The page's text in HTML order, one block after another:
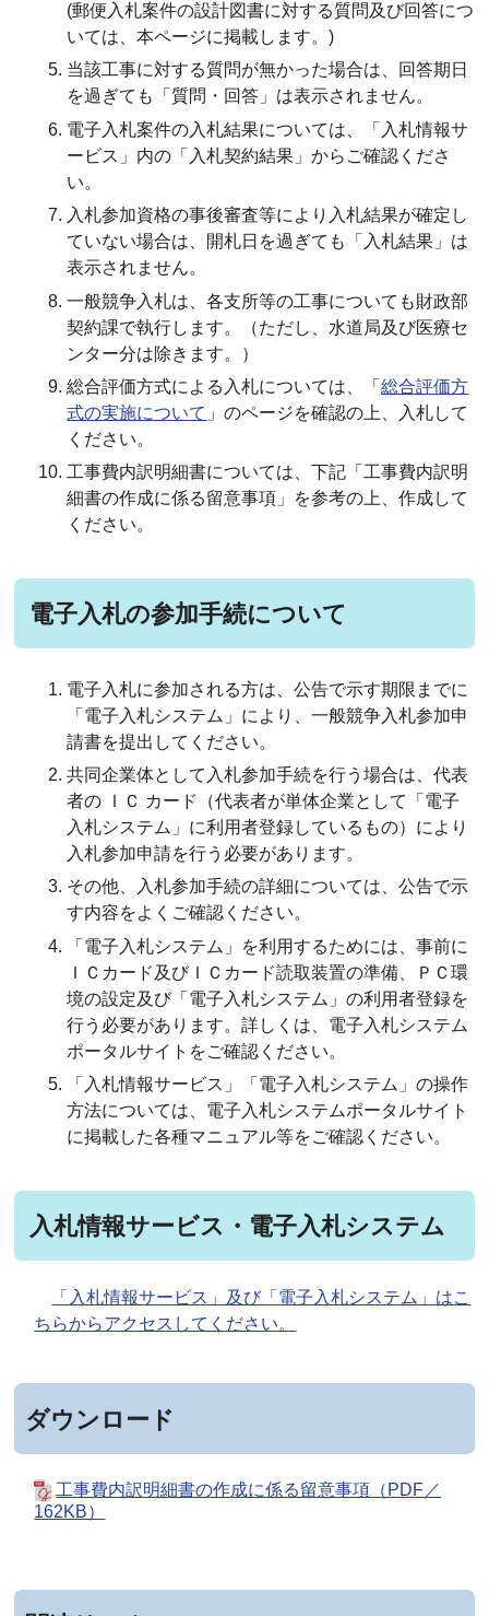
(郵便入札案件の設計図書に対する質問及び回答につ
いては、本ページに掲載します。)
当該工事に対する質問が無かった場合は、回答期日
を過ぎても「質問・回答」は表示されません。
電子入札案件の入札結果については、「入札情報サ
ービス」内の「入札契約結果」からご確認くださ
い。
入札参加資格の事後審査等により入札結果が確定し
ていない場合は、開札日を過ぎても「入札結果」は
表示されません。
一般競争入札は、各支所等の工事についても財政部
契約課で執行します。（ただし、水道局及び医療セ
ンター分は除きます。）
総合評価方式による入札については、「総合評価方
式の実施について 」のページを確認の上、入札して
ください。
工事費内訳明細書については、下記「工事費内訳明
細書の作成に係る留意事項」を参考の上、作成して
ください。
電子入札の参加手続について
電子入札に参加される方は、公告で示す期限までに
「電子入札システム」により、一般競争入札参加申
請書を提出してください。
共同企業体として入札参加手続を行う場合は、代表
者の ＩＣ カード（代表者が単体企業として「電子
入札システム」に利用者登録しているもの）により
入札参加申請を行う必要があります。
その他、入札参加手続の詳細については、公告で示
す内容をよくご確認ください。
「電子入札システム」を利用するためには、事前に
ＩＣカード及びＩＣカード読取装置の準備、ＰＣ環
境の設定及び「電子入札システム」の利用者登録を
行う必要があります。詳しくは、電子入札システム
ポータルサイトをご確認ください。
「入札情報サービス」「電子入札システム」の操作
方法については、電子入札システムポータルサイト
に掲載した各種マニュアル等をご確認ください。
入札情報サービス・電子入札システム
「入札情報サービス」及び「電子入札システム」はこ
ちらからアクセスしてください。
ダウンロード
工事費内訳明細書の作成に係る留意事項（PDF／
162KB）